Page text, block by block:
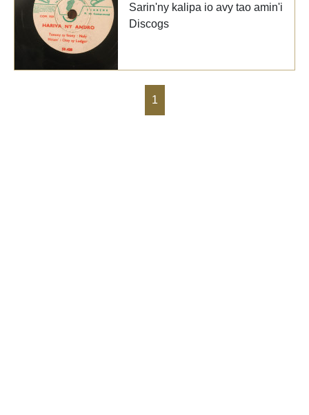
Sarin'ny kalipa io avy tao amin'i
Discogs
1